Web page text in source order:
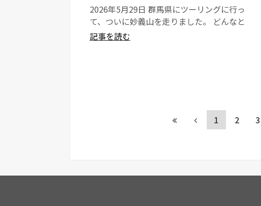
2026年5月29日 群馬県にツーリングに行っ
て、ついに妙義山を走りました。 どんなと
ころか分からなかったですが、非常に...
記事を読む
1 2 3